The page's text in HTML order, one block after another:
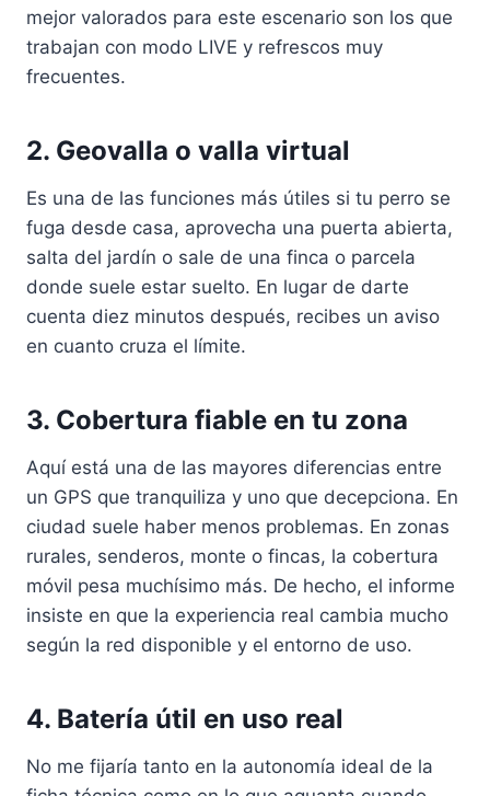
mejor valorados para este escenario son los que
trabajan con modo LIVE y refrescos muy
frecuentes.
2. Geovalla o valla virtual
Es una de las funciones más útiles si tu perro se
fuga desde casa, aprovecha una puerta abierta,
salta del jardín o sale de una finca o parcela
donde suele estar suelto. En lugar de darte
cuenta diez minutos después, recibes un aviso
en cuanto cruza el límite.
3. Cobertura fiable en tu zona
Aquí está una de las mayores diferencias entre
un GPS que tranquiliza y uno que decepciona. En
ciudad suele haber menos problemas. En zonas
rurales, senderos, monte o fincas, la cobertura
móvil pesa muchísimo más. De hecho, el informe
insiste en que la experiencia real cambia mucho
según la red disponible y el entorno de uso.
4. Batería útil en uso real
No me fijaría tanto en la autonomía ideal de la